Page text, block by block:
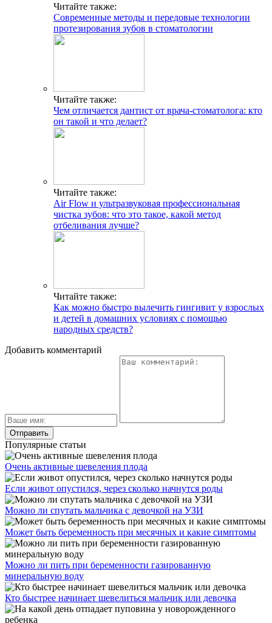
Читайте также:
Современные методы и передовые технологии
протезирования зубов в стоматологии
Читайте также:
Чем отличается дантист от врача-стоматолога: кто
он такой и что делает?
Читайте также:
Air Flow и ультразвуковая профессиональная
чистка зубов: что это такое, какой метод
отбеливания лучше?
Читайте также:
Как можно быстро вылечить гингивит у взрослых
и детей в домашних условиях с помощью
народных средств?
Добавить комментарий
Популярные статьи
Очень активные шевеления плода
Если живот опустился, через сколько начнутся роды
Можно ли спутать мальчика с девочкой на УЗИ
Может быть беременность при месячных и какие симптомы
Можно ли пить при беременности газированную
минеральную воду
Кто быстрее начинает шевелиться мальчик или девочка